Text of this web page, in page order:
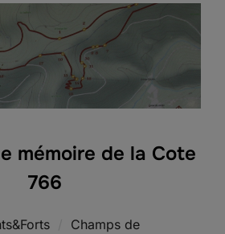
mémoire de la Cote
766
Champs de